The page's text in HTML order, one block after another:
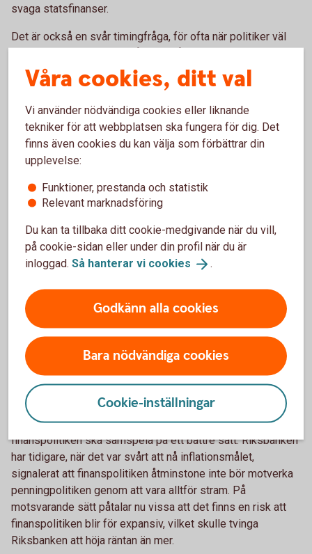
svaga statsfinanser.
Det är också en svår timingfråga, för ofta när politiker väl
sent och konjunkturen kanske redan är på väg upp igen.
konjunktursvängningar, men har ändå haft stora svängningar,
mycket på grund av att ekonomin är så mycket större än det
offentliga och bland annat styrs av den globala
utvecklingen. Vi bör därför räkna med svängningar i
konjunkturen även framöver.
Vem ansvarar för
stabiliseringspolitiken i Sverige?
stabiliseringspolitiken sedan inflationsmålet infördes 1995.
Sen är ju Riksbankens primära mål att hålla inflationen på
två procent, vilket inte alltid behöver vara förenligt med att
dämpa konjunktursvängningar.
På senare tid har exempelvis Riksbanken höjt räntan
mycket trots att ekonomin av allt att döma är på väg att
snabbt kylas av. Det pågår dock en diskussion både i
Sverige och internationellt om vikten av att penning- och
finanspolitiken ska samspela på ett bättre sätt. Riksbanken
har tidigare, när det var svårt att nå inflationsmålet,
signalerat att finanspolitiken åtminstone inte bör motverka
penningpolitiken genom att vara alltför stram. På
motsvarande sätt påtalar nu vissa att det finns en risk att
finanspolitiken blir för expansiv, vilket skulle tvinga
Riksbanken att höja räntan än mer.
Våra cookies, ditt val
Vi använder nödvändiga cookies eller liknande
tekniker för att webbplatsen ska fungera för dig. Det
finns även cookies du kan välja som förbättrar din
upplevelse:
Funktioner, prestanda och statistik
Relevant marknadsföring
Du kan ta tillbaka ditt cookie-medgivande när du vill,
på cookie-sidan eller under din profil när du är
inloggad. Så hanterar vi cookies .
Godkänn alla cookies
Bara nödvändiga cookies
Cookie-inställningar